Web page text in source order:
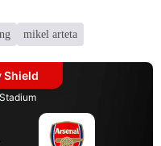
mikel arteta
Shield